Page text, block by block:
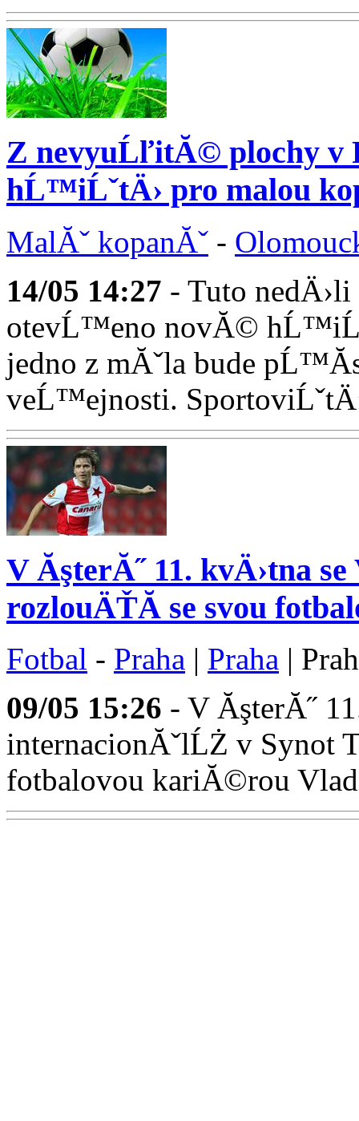
Z nevyuĹľitĂ© plochy v
hĹ™iĹˇtÄ› pro malou
MalĂˇ kopanĂˇ -
14/05 14:27 - Tuto
otevĹ™eno novĂ©
jedno z mĂˇla bude
veĹ™ejnosti.
V ĂşterĂ˝ 11. kvÄ›tna
rozlouÄŤĂ­ se svou
Fotbal - Praha | Praha |
09/05 15:26 - V ĂşterĂ˝
internacionĂˇlĹŻ v Synot
fotbalovou kariĂ©rou